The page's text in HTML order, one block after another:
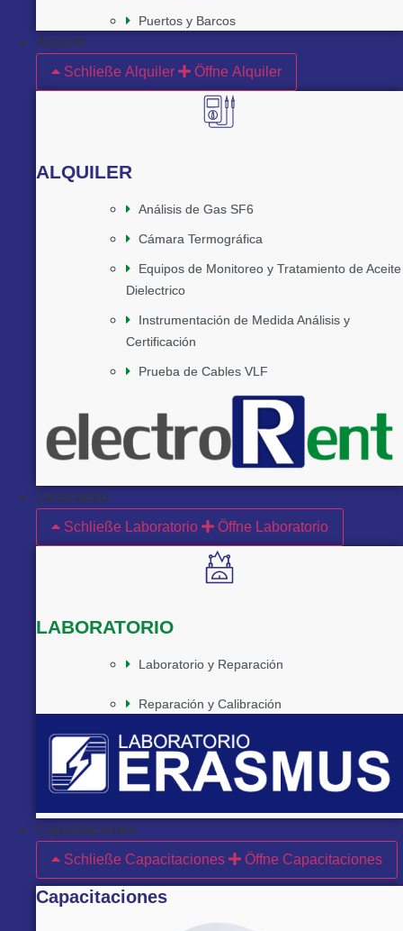
Puertos y Barcos
Alquiler
Schließe Alquiler
Öffne Alquiler
ALQUILER
Análisis de Gas SF6
Cámara Termográfica
Equipos de Monitoreo y Tratamiento de Aceite
Dielectrico
Instrumentación de Medida Análisis y
Certificación
Prueba de Cables VLF
Laboratorio
Schließe Laboratorio
Öffne Laboratorio
LABORATORIO
Laboratorio y Reparación
Reparación y Calibración
Capacitaciones
Schließe Capacitaciones
Öffne Capacitaciones
Capacitaciones